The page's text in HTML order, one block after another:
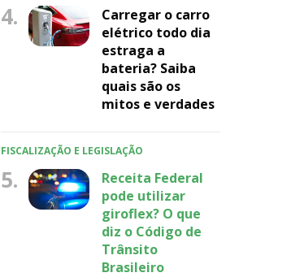
4.
Carregar o carro
elétrico todo dia
estraga a
bateria? Saiba
quais são os
mitos e verdades
FISCALIZAÇÃO E LEGISLAÇÃO
5.
Receita Federal
pode utilizar
giroflex? O que
diz o Código de
Trânsito
Brasileiro